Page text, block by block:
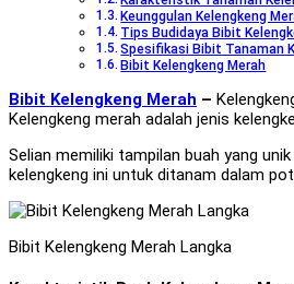
Keunggulan Kelengkeng
Tips Budidaya Bibit
Spesifikasi Bibit Tanaman
Bibit Kelengkeng Merah
Bibit Kelengkeng Merah –
Kelengkeng merah adalah jenis
Selian memiliki tampilan buah yang
kelengkeng ini untuk ditanam dalam
Bibit Kelengkeng Merah Langka